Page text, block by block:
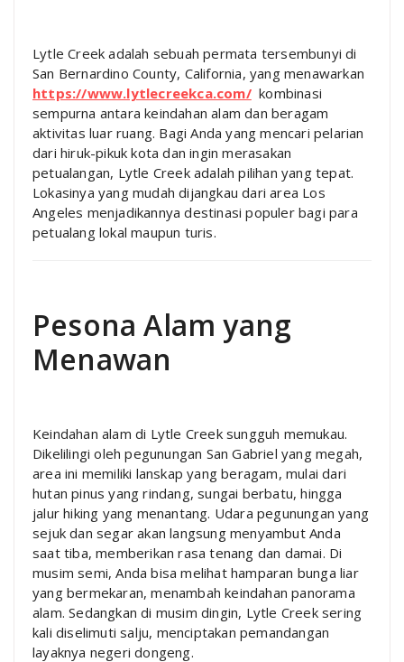
Lytle Creek adalah sebuah permata tersembunyi di
San Bernardino County, California, yang menawarkan
https://www.lytlecreekca.com/kombinasi
sempurna antara keindahan alam dan beragam
aktivitas luar ruang. Bagi Anda yang mencari pelarian
dari hiruk-pikuk kota dan ingin merasakan
petualangan, Lytle Creek adalah pilihan yang tepat.
Lokasinya yang mudah dijangkau dari area Los
Angeles menjadikannya destinasi populer bagi para
petualang lokal maupun turis.
Pesona Alam yang
Menawan
Keindahan alam di Lytle Creek sungguh memukau.
Dikelilingi oleh pegunungan San Gabriel yang megah,
area ini memiliki lanskap yang beragam, mulai dari
hutan pinus yang rindang, sungai berbatu, hingga
jalur hiking yang menantang. Udara pegunungan yang
sejuk dan segar akan langsung menyambut Anda
saat tiba, memberikan rasa tenang dan damai. Di
musim semi, Anda bisa melihat hamparan bunga liar
yang bermekaran, menambah keindahan panorama
alam. Sedangkan di musim dingin, Lytle Creek sering
kali diselimuti salju, menciptakan pemandangan
layaknya negeri dongeng.